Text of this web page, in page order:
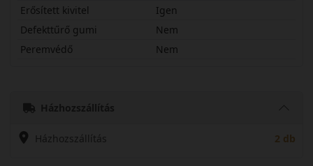
Erősített kivitel
Igen
Defekttűrő gumi
Nem
Peremvédő
Nem
Házhozszállítás
Házhozszállítás 2 db